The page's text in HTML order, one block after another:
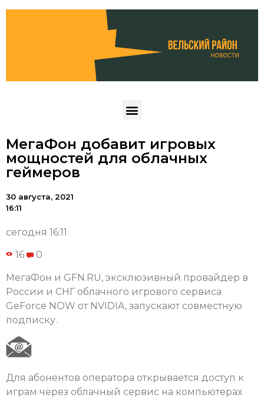
МегаФон добавит игровых
мощностей для облачных
геймеров
30 августа, 2021
16:11
сегодня 16:11
16 0
МегаФон и GFN.RU, эксклюзивный провайдер в
России и СНГ облачного игрового сервиса
GeForce NOW от NVIDIA, запускают совместную
подписку.
Для абонентов оператора открывается доступ к
играм через облачный сервис на компьютерах